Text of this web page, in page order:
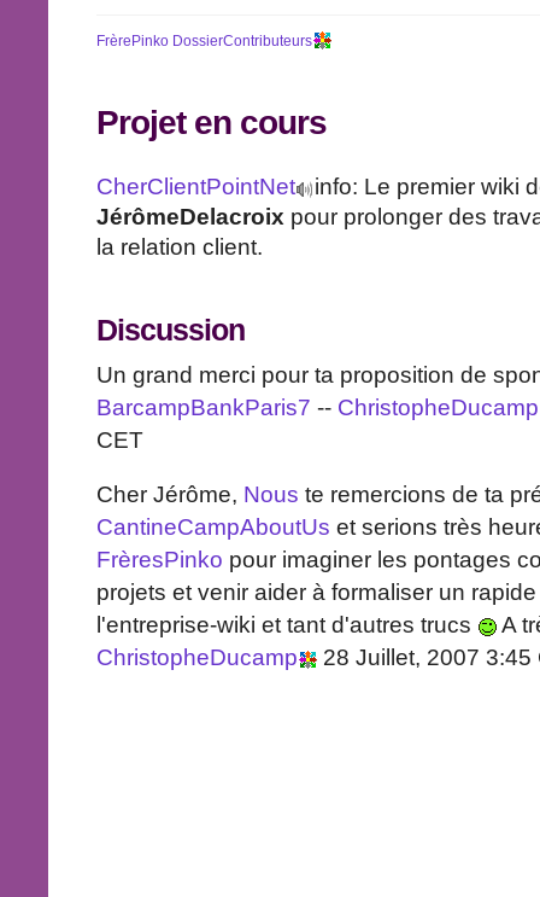
FrèrePinko DossierContributeurs
Projet en cours
CherClientPointNet
info: Le premier wiki
JérômeDelacroix pour prolonger des
la relation client.
Discussion
Un grand merci pour ta proposition de
BarcampBankParis7 -- ChristopheDucamp
CET
Cher Jérôme, Nous te remercions de ta
CantineCampAboutUs et serions très
FrèresPinko pour imaginer les pontages
projets et venir aider à formaliser un
l'entreprise-wiki et tant d'autres trucs
A
ChristopheDucamp
28 Juillet, 2007 3:45